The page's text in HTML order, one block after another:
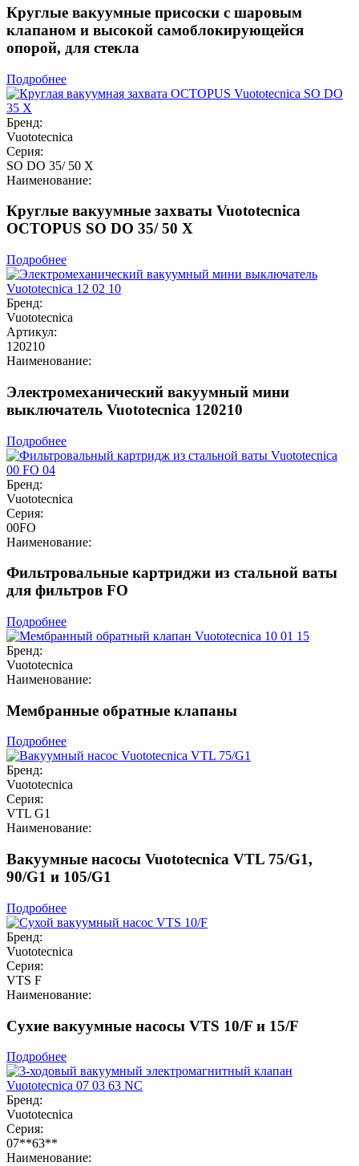
Круглые вакуумные присоски с шаровым
клапаном и высокой самоблокирующейся
опорой, для стекла
Подробнее
Бренд:
Vuototecnica
Серия:
SO DO 35/ 50 X
Наименование:
Круглые вакуумные захваты Vuototecnica
OCTOPUS SO DO 35/ 50 X
Подробнее
Бренд:
Vuototecnica
Артикул:
120210
Наименование:
Электромеханический вакуумный мини
выключатель Vuototecnica 120210
Подробнее
Бренд:
Vuototecnica
Серия:
00FO
Наименование:
Фильтровальные картриджи из стальной ваты
для фильтров FO
Подробнее
Бренд:
Vuototecnica
Наименование:
Мембранные обратные клапаны
Подробнее
Бренд:
Vuototecnica
Серия:
VTL G1
Наименование:
Вакуумные насосы Vuototecnica VTL 75/G1,
90/G1 и 105/G1
Подробнее
Бренд:
Vuototecnica
Серия:
VTS F
Наименование:
Сухие вакуумные насосы VTS 10/F и 15/F
Подробнее
Бренд:
Vuototecnica
Серия:
07**63**
Наименование: